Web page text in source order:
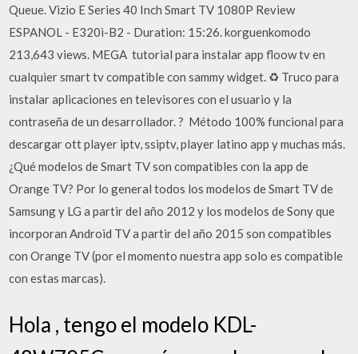
Queue. Vizio E Series 40 Inch Smart TV 1080P Review
ESPANOL - E320i-B2 - Duration: 15:26. korguenkomodo
213,643 views. MEGA ️ tutorial para instalar app floow tv en
cualquier smart tv compatible con sammy widget. ♻️ Truco para
instalar aplicaciones en televisores con el usuario y la
contraseña de un desarrollador. ? ️ Método 100% funcional para
descargar ott player iptv, ssiptv, player latino app y muchas más.
¿Qué modelos de Smart TV son compatibles con la app de
Orange TV? Por lo general todos los modelos de Smart TV de
Samsung y LG a partir del año 2012 y los modelos de Sony que
incorporan Android TV a partir del año 2015 son compatibles
con Orange TV (por el momento nuestra app solo es compatible
con estas marcas).
Hola , tengo el modelo KDL-